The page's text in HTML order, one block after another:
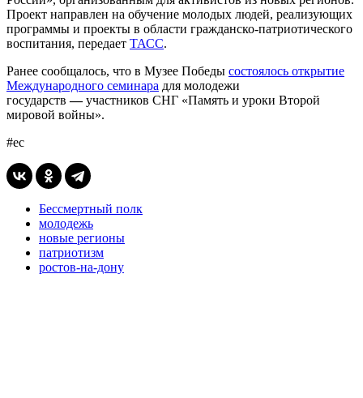
Проект направлен на обучение молодых людей, реализующих
программы и проекты в области гражданско-патриотического
воспитания, передает ТАСС.
Ранее сообщалось, что в Музее Победы состоялось открытие
Международного семинара для молодежи
государств—участников СНГ «Память и уроки Второй
мировой войны».
#ес
Бессмертный полк
молодежь
новые регионы
патриотизм
ростов-на-дону